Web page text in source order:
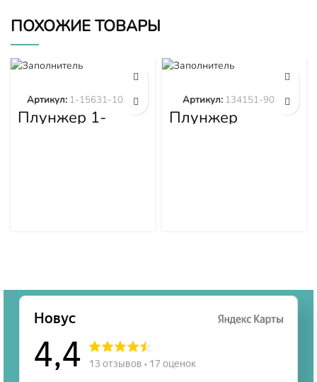
ПОХОЖИЕ ТОВАРЫ
Плунжер 1-
15631-101-0
Артикул: 1-15631-101-0
Плунжер
134151-9020
Артикул: 134151-9020